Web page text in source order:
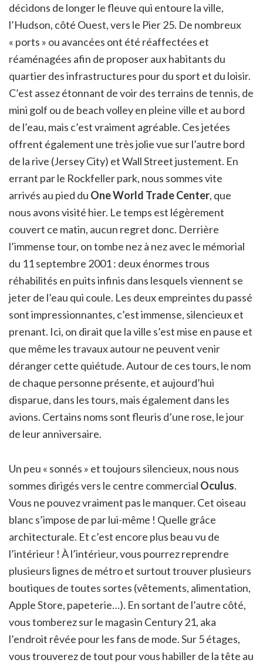
décidons de longer le fleuve qui entoure la ville,
l’Hudson, côté Ouest, vers le Pier 25. De nombreux
« ports » ou avancées ont été réaffectées et
réaménagées afin de proposer aux habitants du
quartier des infrastructures pour du sport et du loisir.
C’est assez étonnant de voir des terrains de tennis, de
mini golf ou de beach volley en pleine ville et au bord
de l’eau, mais c’est vraiment agréable. Ces jetées
offrent également une très jolie vue sur l’autre bord
de la rive (Jersey City) et Wall Street justement. En
errant par le Rockfeller park, nous sommes vite
arrivés au pied du One World Trade Center, que
nous avons visité hier. Le temps est légèrement
couvert ce matin, aucun regret donc. Derrière
l’immense tour, on tombe nez à nez avec le mémorial
du 11 septembre 2001 : deux énormes trous
réhabilités en puits infinis dans lesquels viennent se
jeter de l’eau qui coule. Les deux empreintes du passé
sont impressionnantes, c’est immense, silencieux et
prenant. Ici, on dirait que la ville s’est mise en pause et
que même les travaux autour ne peuvent venir
déranger cette quiétude. Autour de ces tours, le nom
de chaque personne présente, et aujourd’hui
disparue, dans les tours, mais également dans les
avions. Certains noms sont fleuris d’une rose, le jour
de leur anniversaire.
Un peu « sonnés » et toujours silencieux, nous nous
sommes dirigés vers le centre commercial Oculus.
Vous ne pouvez vraiment pas le manquer. Cet oiseau
blanc s’impose de par lui-même ! Quelle grâce
architecturale. Et c’est encore plus beau vu de
l’intérieur ! À l’intérieur, vous pourrez reprendre
plusieurs lignes de métro et surtout trouver plusieurs
boutiques de toutes sortes (vêtements, alimentation,
Apple Store, papeterie…). En sortant de l’autre côté,
vous tomberez sur le magasin Century 21, aka
l’endroit rêvée pour les fans de mode. Sur 5 étages,
vous trouverez de tout pour vous habiller de la tête au